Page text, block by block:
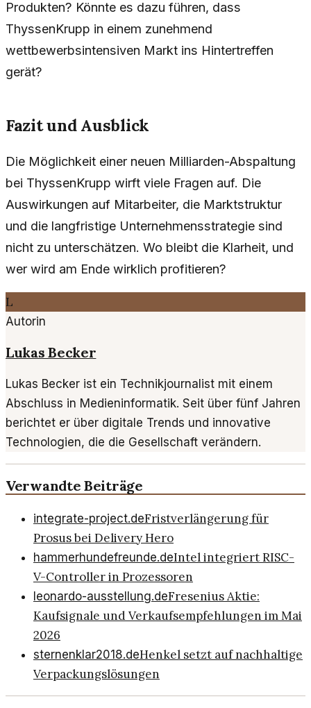
Produkten? Könnte es dazu führen, dass
ThyssenKrupp in einem zunehmend
wettbewerbsintensiven Markt ins Hintertreffen
gerät?
Fazit und Ausblick
Die Möglichkeit einer neuen Milliarden-Abspaltung
bei ThyssenKrupp wirft viele Fragen auf. Die
Auswirkungen auf Mitarbeiter, die Marktstruktur
und die langfristige Unternehmensstrategie sind
nicht zu unterschätzen. Wo bleibt die Klarheit, und
wer wird am Ende wirklich profitieren?
L
Autorin
Lukas Becker
Lukas Becker ist ein Technikjournalist mit einem
Abschluss in Medieninformatik. Seit über fünf Jahren
berichtet er über digitale Trends und innovative
Technologien, die die Gesellschaft verändern.
Verwandte Beiträge
integrate-project.deFristverlängerung für
Prosus bei Delivery Hero
hammerhundefreunde.deIntel integriert RISC-
V-Controller in Prozessoren
leonardo-ausstellung.deFresenius Aktie:
Kaufsignale und Verkaufsempfehlungen im Mai
2026
sternenklar2018.deHenkel setzt auf nachhaltige
Verpackungslösungen